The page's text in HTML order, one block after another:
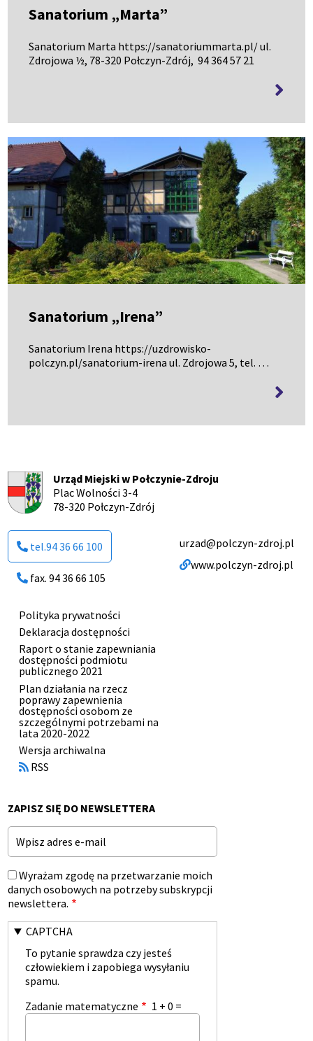
Sanatorium „Marta”
Sanatorium Marta https://sanatoriummarta.pl/ ul.
Zdrojowa ½, 78-320 Połczyn-Zdrój, 94 364 57 21
więcej
Sanatorium „Irena”
Sanatorium Irena https://uzdrowisko-
polczyn.pl/sanatorium-irena ul. Zdrojowa 5, tel. 94
więcej
Urząd Miejski w Połczynie-Zdroju
Plac Wolności 3-4
78-320 Połczyn-Zdrój
tel.94 36 66 100
fax. 94 36 66 105
urzad@polczyn-zdroj.pl
www.polczyn-zdroj.pl
Menu
stopki
Polityka prywatności
Deklaracja dostępności
Raport o stanie zapewniania
dostępności podmiotu
publicznego 2021
Plan działania na rzecz
poprawy zapewnienia
dostępności osobom ze
szczególnymi potrzebami na
lata 2020-2022
Otworzy
się
w
Wersja archiwalna
RSS
ZAPISZ SIĘ DO NEWSLETTERA
Email
Wyrażam zgodę na przetwarzanie moich
danych osobowych na potrzeby subskrypcji
newslettera.
CAPTCHA
To pytanie sprawdza czy jesteś
człowiekiem i zapobiega wysyłaniu
spamu.
Zadanie matematyczne
1 + 0 =